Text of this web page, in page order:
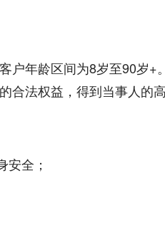
户年龄区间为8岁至90岁
法权益，得到当事人的高
全；